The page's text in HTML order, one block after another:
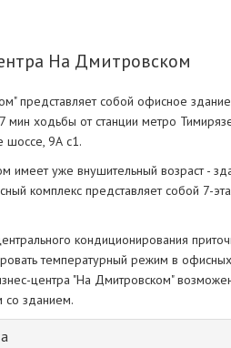
На Дмитровском
представляет собой офисное здание
мин ходьбы от станции метро
шоссе, 9А с1.
имеет уже внушительный возраст -
комплекс представляет собой 7-
кондиционирования
температурный режим в
центра "На Дмитровском"
со зданием.